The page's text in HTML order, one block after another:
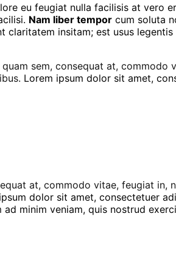
eu feugiat nulla facilisis at vero
Nam liber tempor cum soluta
claritatem insitam; est usus
quam sem, consequat at, commodo
Lorem ipsum dolor sit amet,
at, commodo vitae, feugiat in,
dolor sit amet, consectetuer
minim veniam, quis nostrud